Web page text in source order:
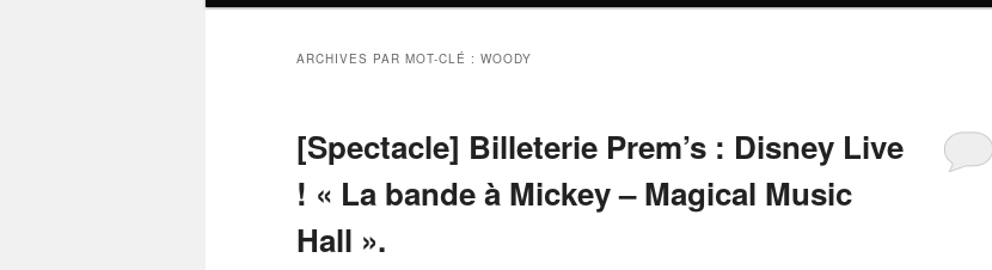
ARCHIVES PAR MOT-CLÉ : WOODY
[Spectacle] Billeterie Prem’s : Disney Live
! « La bande à Mickey – Magical Music
Hall ».